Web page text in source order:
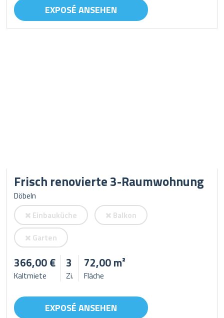
EXPOSÉ ANSEHEN
Frisch renovierte 3-Raumwohnung
Döbeln
Einbauküche
Balkon
Garten
366,00 €
Kaltmiete
3
Zi.
72,00 m²
Fläche
EXPOSÉ ANSEHEN